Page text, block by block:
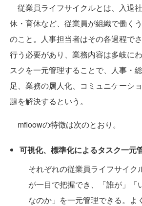
従業員ライフサイクルとは、入退
休・育休など、従業員が組織で働く
のこと。人事担当者はその各過程で
行う必要があり、業務内容は多岐に
スクを一元管理することで、人事・
足、業務の属人化、コミュニケーシ
題を解決するという。
mfloowの特徴は次のとおり。
可視化、標準化によるタスク一元
それぞれの従業員ライフサイク
が一目で把握でき、「誰が」「
なのか」を一元管理できる。よ